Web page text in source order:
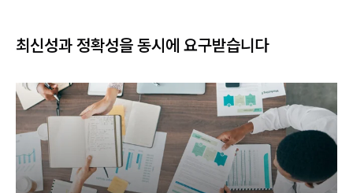
최신성과 정확성을 동시에 요구받습니다